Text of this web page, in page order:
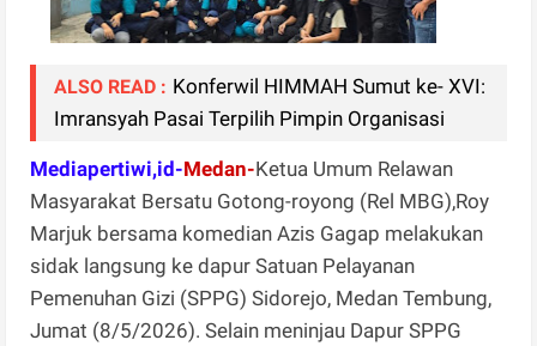
ALSO READ : Konferwil HIMMAH Sumut ke- XVI:
Imransyah Pasai Terpilih Pimpin Organisasi
Mediapertiwi,id-Medan-Ketua Umum Relawan
Masyarakat Bersatu Gotong-royong (Rel MBG),Roy
Marjuk bersama komedian Azis Gagap melakukan
sidak langsung ke dapur Satuan Pelayanan
Pemenuhan Gizi (SPPG) Sidorejo, Medan Tembung,
Jumat (8/5/2026). Selain meninjau Dapur SPPG